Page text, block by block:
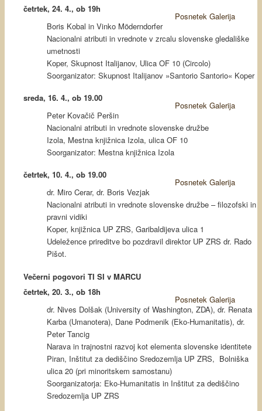
četrtek, 24. 4., ob 19h
Posnetek Galerija
Boris Kobal in Vinko Möderndorfer
Nacionalni atributi in vrednote v zrcalu slovenske gledališke
umetnosti
Koper, Skupnost Italijanov, Ulica OF 10 (Circolo)
Soorganizator: Skupnost Italijanov »Santorio Santorio« Koper
sreda, 16. 4., ob 19.00
Posnetek Galerija
Peter Kovačič Peršin
Nacionalni atributi in vrednote slovenske družbe
Izola, Mestna knjižnica Izola, ulica OF 10
Soorganizator: Mestna knjižnica Izola
četrtek, 10. 4., ob 19.00
Posnetek Galerija
dr. Miro Cerar, dr. Boris Vezjak
Nacionalni atributi in vrednote slovenske družbe – filozofski in
pravni vidiki
Koper, knjižnica UP ZRS, Garibaldijeva ulica 1
Udeležence prireditve bo pozdravil direktor UP ZRS dr. Rado
Pišot.
Večerni pogovori TI SI v MARCU
četrtek, 20. 3., ob 18h
Posnetek Galerija
dr. Nives Dolšak (University of Washington, ZDA), dr. Renata
Karba (Umanotera), Dane Podmenik (Eko-Humanitatis), dr.
Peter Tancig
Narava in trajnostni razvoj kot elementa slovenske identitete
Piran, Inštitut za dediščino Sredozemlja UP ZRS, Bolniška
ulica 20 (pri minoritskem samostanu)
Soorganizatorja: Eko-Humanitatis in Inštitut za dediščino
Sredozemlja UP ZRS